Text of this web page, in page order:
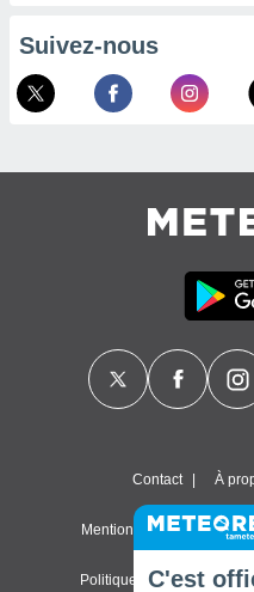
Suivez-nous
Contact À
Mentions légales &
Politique de confidentialité
C'est